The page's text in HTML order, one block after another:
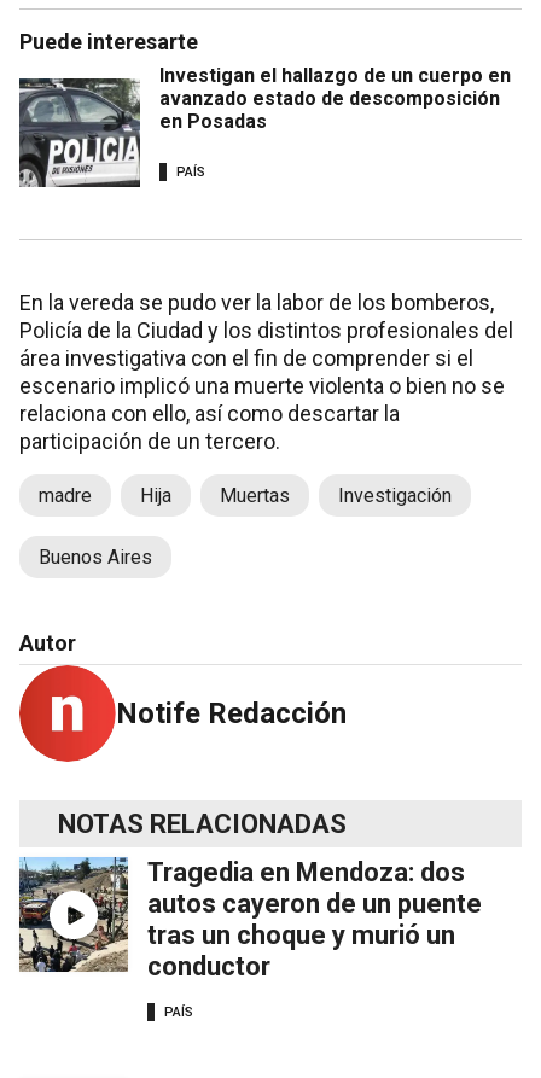
Puede interesarte
Investigan el hallazgo de un cuerpo en
avanzado estado de descomposición
en Posadas
PAÍS
En la vereda se pudo ver la labor de los bomberos,
Policía de la Ciudad y los distintos profesionales del
área investigativa con el fin de comprender si el
escenario implicó una muerte violenta o bien no se
relaciona con ello, así como descartar la
participación de un tercero.
madre Hija Muertas Investigación
Buenos Aires
Autor
Notife Redacción
NOTAS RELACIONADAS
Tragedia en Mendoza: dos
autos cayeron de un puente
tras un choque y murió un
conductor
PAÍS